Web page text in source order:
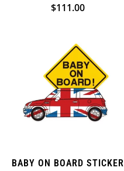
MINI COOPER S ONE
Prezzo
$111.00
BABY ON BOARD STICKER